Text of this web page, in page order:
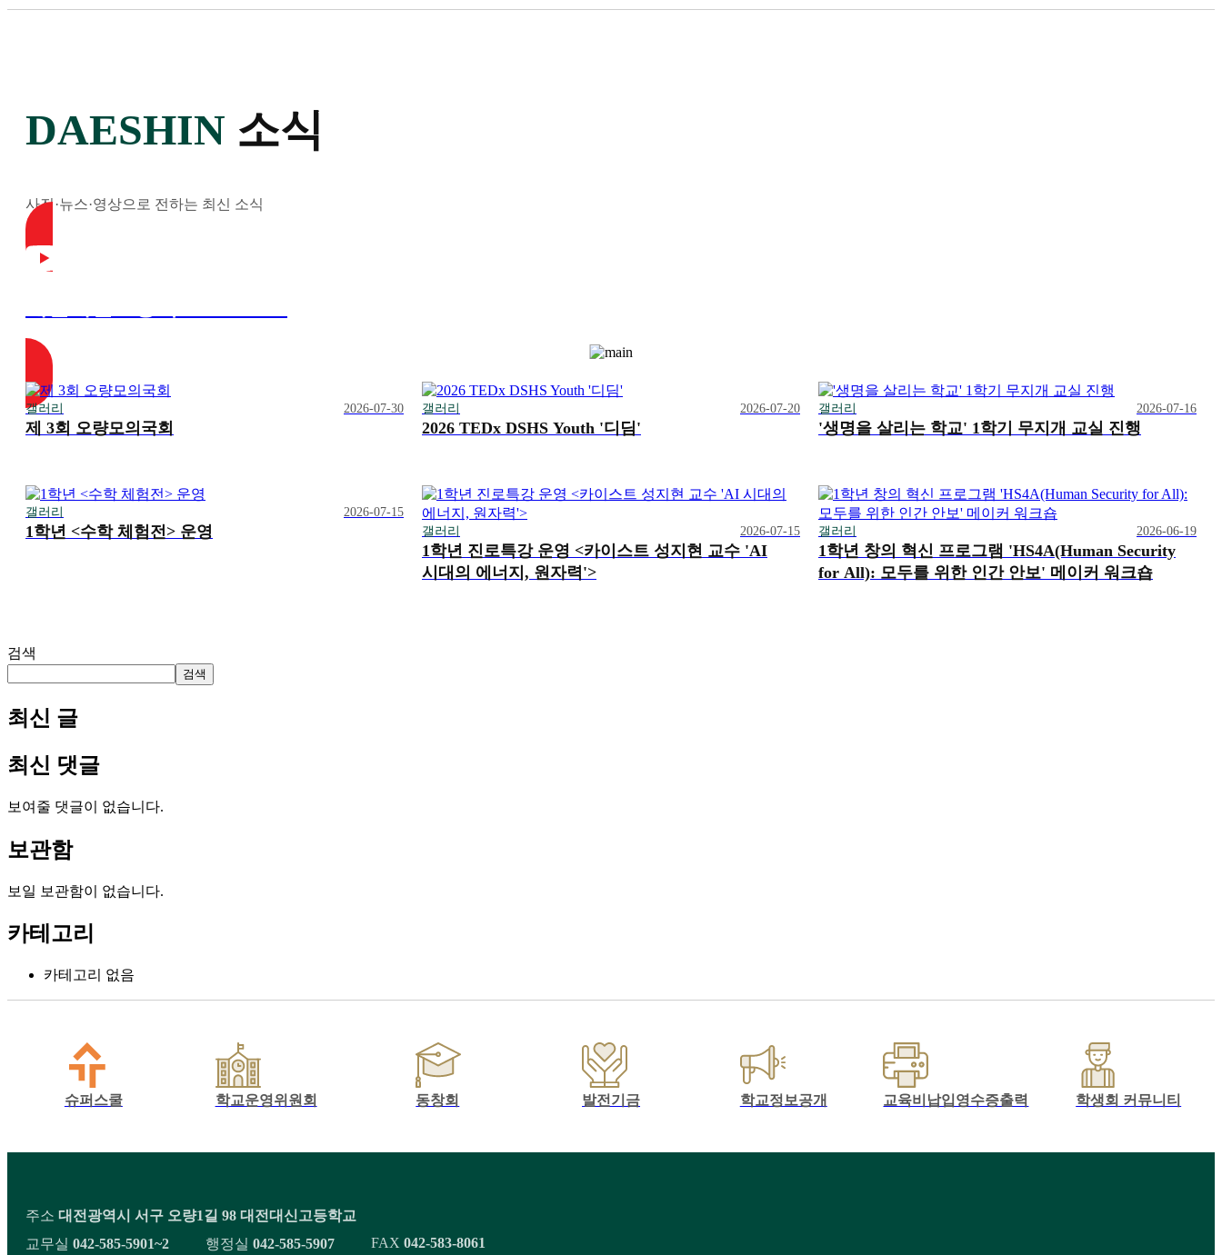
DAESHIN 소식
사진·뉴스·영상으로 전하는 최신 소식
갤러리 2026-07-30
제 3회 오량모의국회
갤러리 2026-07-20
2026 TEDx DSHS Youth '디딤'
갤러리 2026-07-16
'생명을 살리는 학교' 1학기 무지개 교실 진행
갤러리 2026-07-15
1학년 <수학 체험전> 운영 갤러리 2026-07-15
1학년 진로특강 운영 <카이스트 성지현 교수 'AI
시대의 에너지, 원자력'>
갤러리 2026-06-19
1학년 창의 혁신 프로그램 'HS4A(Human Security
for All): 모두를 위한 인간 안보' 메이커 워크숍
검색
검색
최신 글
최신 댓글
보여줄 댓글이 없습니다.
보관함
보일 보관함이 없습니다.
카테고리
카테고리 없음
슈퍼스쿨 학교운영위원회 동창회 발전기금 학교정보공개 교육비납입영수증출력 학생회 커뮤니티
주소 대전광역시 서구 오량1길 98 대전대신고등학교
교무실 042-585-5901~2 행정실 042-585-5907 FAX 042-583-8061